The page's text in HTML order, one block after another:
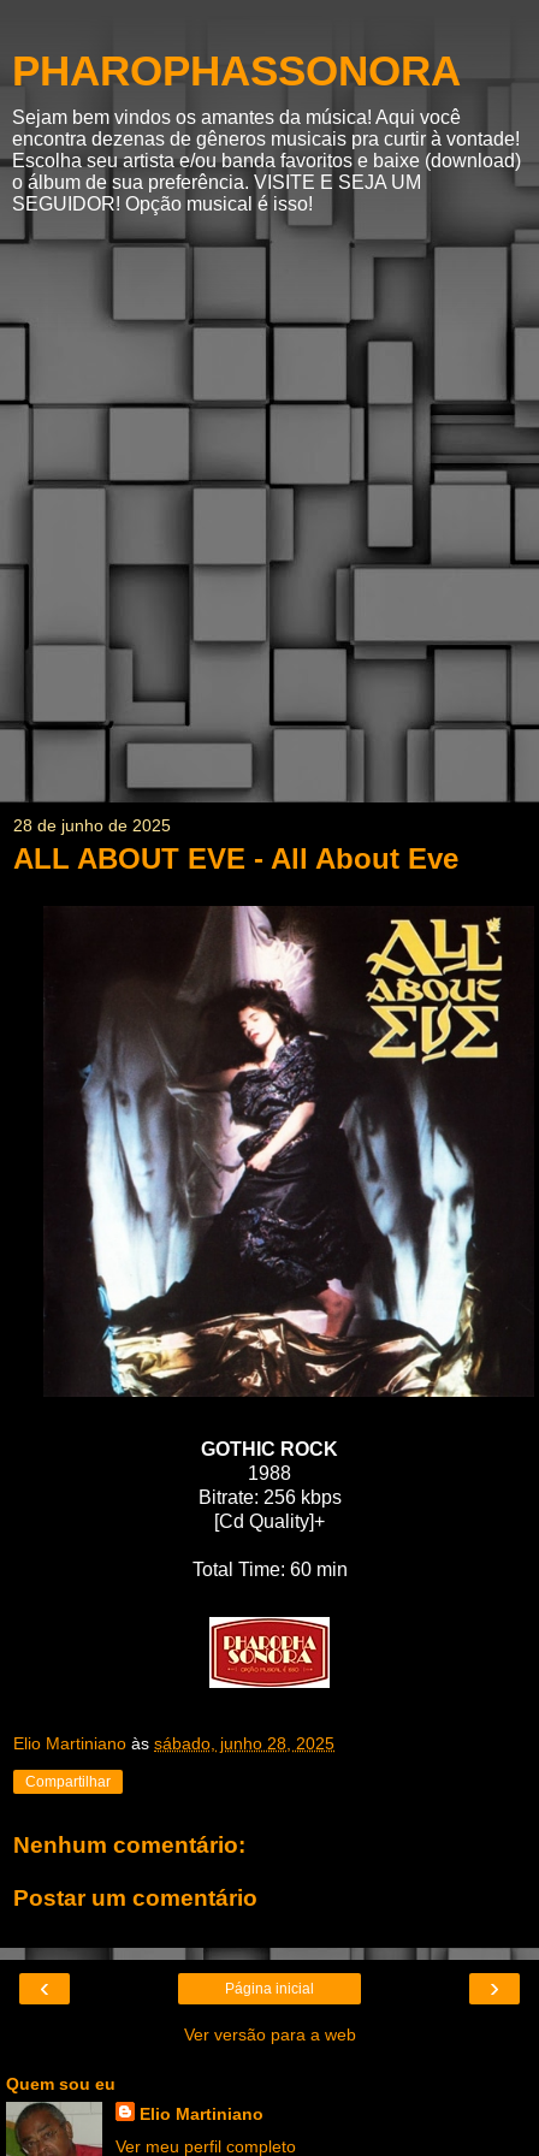
PHAROPHASSONORA
Sejam bem vindos os amantes da música! Aqui você
encontra dezenas de gêneros musicais pra curtir à vontade!
Escolha seu artista e/ou banda favoritos e baixe (download)
o álbum de sua preferência. VISITE E SEJA UM
SEGUIDOR! Opção musical é isso!
28 de junho de 2025
ALL ABOUT EVE - All About Eve
GOTHIC ROCK
1988
Bitrate: 256 kbps
[Cd Quality]+
Total Time: 60 min
Elio Martiniano às sábado, junho 28, 2025
Compartilhar
Nenhum comentário:
Postar um comentário
‹ ›
Página inicial
Ver versão para a web
Quem sou eu
Elio Martiniano
Ver meu perfil completo